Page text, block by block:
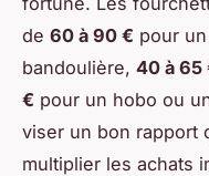
de 60 à 90 € pour
bandoulière, 40 à 65
€ pour un hobo ou
viser un bon rapport
multiplier les achats